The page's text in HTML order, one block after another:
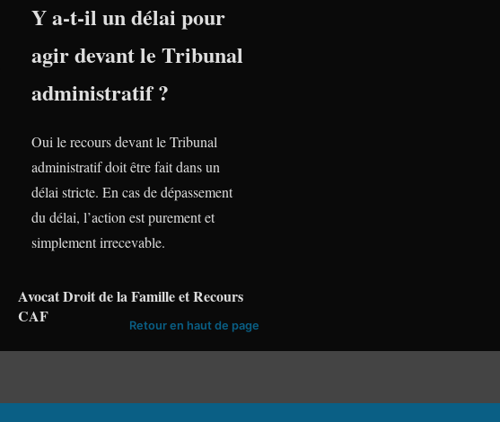
Y a-t-il un délai pour
agir devant le Tribunal
administratif ?
Oui le recours devant le Tribunal
administratif doit être fait dans un
délai stricte. En cas de dépassement
du délai, l’action est purement et
simplement irrecevable.
Avocat Droit de la Famille et Recours
CAF
Retour en haut de page